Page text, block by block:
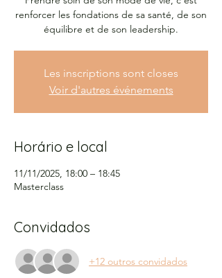
renforcer les fondations de sa santé, de son
équilibre et de son leadership.
Les inscriptions sont closes
Voir d'autres événements
Horário e local
11/11/2025, 18:00 – 18:45
Masterclass
Convidados
+12 outros convidados